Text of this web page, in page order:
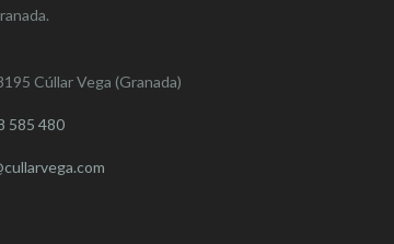
Cúllar Vega (Granada)
585 480